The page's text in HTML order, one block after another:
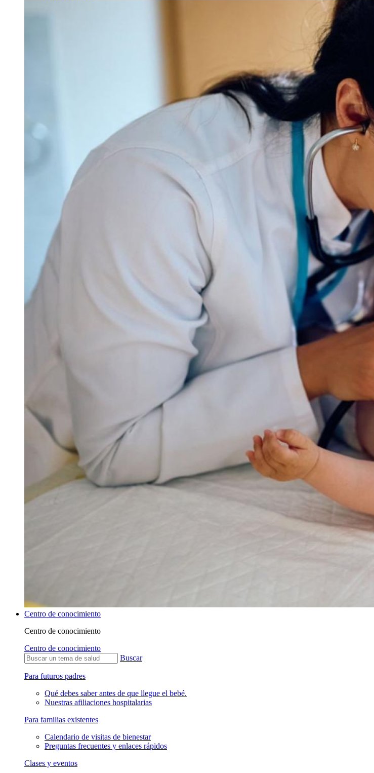
Centro de conocimiento
Centro de conocimiento
Centro de conocimiento
Buscar
Para futuros padres
Qué debes saber antes de que llegue el bebé.
Nuestras afiliaciones hospitalarias
Para familias existentes
Calendario de visitas de bienestar
Preguntas frecuentes y enlaces rápidos
Clases y eventos